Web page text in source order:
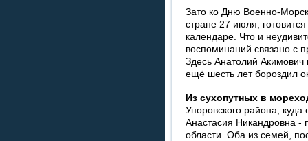
Зато ко Дню Военно-
стране 27 июля,
календаре. Что и
воспоминаний связано с
Здесь Анатолий
ещё шесть лет бороздил
Из сухопутных в
Упоровского района,
Анастасия Никандровна -
области. Оба из семей,